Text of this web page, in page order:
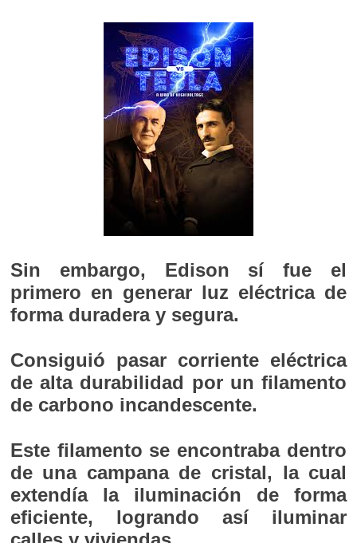
Sin embargo, Edison sí fue el
primero en generar luz eléctrica de
forma duradera y segura.
Consiguió pasar corriente eléctrica
de alta durabilidad por un filamento
de carbono incandescente.
Este filamento se encontraba dentro
de una campana de cristal, la cual
extendía la iluminación de forma
eficiente, logrando así iluminar